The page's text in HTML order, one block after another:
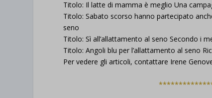
Titolo: Il latte di mamma è meglio Una
Titolo: Sabato scorso hanno partecipato
seno
Titolo: Sì all’allattamento al seno Secondo i
Titolo: Angoli blu per l’allattamento al seno
Per vedere gli articoli, contattare Irene